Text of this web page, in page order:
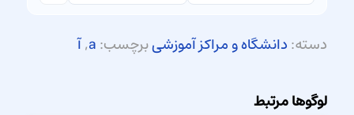
دسته:دانشگاه و مراکز آموزشیبرچسب:a
,آ
لوگوها مرتبط